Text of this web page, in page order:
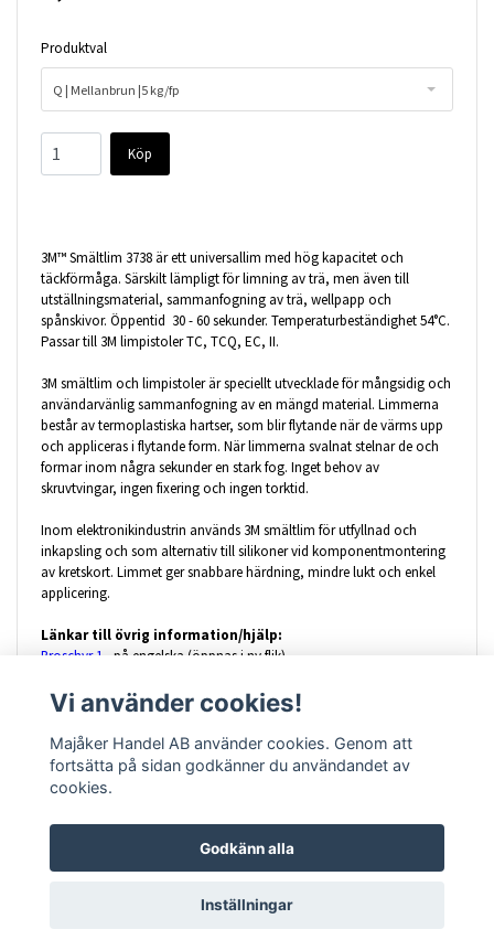
Produktval
Q | Mellanbrun |5 kg/fp
Köp
3M™ Smältlim 3738 är ett universallim med hög kapacitet och
täckförmåga. Särskilt lämpligt för limning av trä, men även till
utställningsmaterial, sammanfogning av trä, wellpapp och
spånskivor. Öppentid 30 - 60 sekunder. Temperaturbeständighet 54°C.
Passar till 3M limpistoler TC, TCQ, EC, II.
3M smältlim och limpistoler är speciellt utvecklade för mångsidig och
användarvänlig sammanfogning av en mängd material. Limmerna
består av termoplastiska hartser, som blir flytande när de värms upp
och appliceras i flytande form. När limmerna svalnat stelnar de och
formar inom några sekunder en stark fog. Inget behov av
skruvtvingar, ingen fixering och ingen torktid.
Inom elektronikindustrin används 3M smältlim för utfyllnad och
inkapsling och som alternativ till silikoner vid komponentmontering
av kretskort. Limmet ger snabbare härdning, mindre lukt och enkel
applicering.
Länkar till övrig information/hjälp:
Broschyr 1
- på engelska (öppnas i ny flik)
Säkerhetsdatablad(öppnas i ny flik)
(öppnas i ny flik)
Kontakt Köpvillkor Storleksguide
© Copyright 2026 Majåker Handel AB
Vi använder cookies!
Majåker Handel AB använder cookies. Genom att
fortsätta på sidan godkänner du användandet av
cookies.
Godkänn alla
Inställningar